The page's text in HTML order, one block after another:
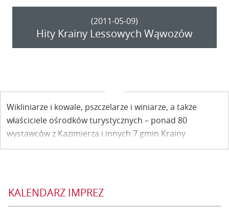
(2011-05-09)
Hity Krainy Lessowych Wąwozów
Wikliniarze i kowale, pszczelarze i winiarze, a także
właściciele ośrodków turystycznych – ponad 80
wystawców z Kazimierza i innych 7 gmin Krainy
Lessowych Wąwozów. Pokazy i prezentacje. Konkursy z
maja.
KALENDARZ IMPREZ